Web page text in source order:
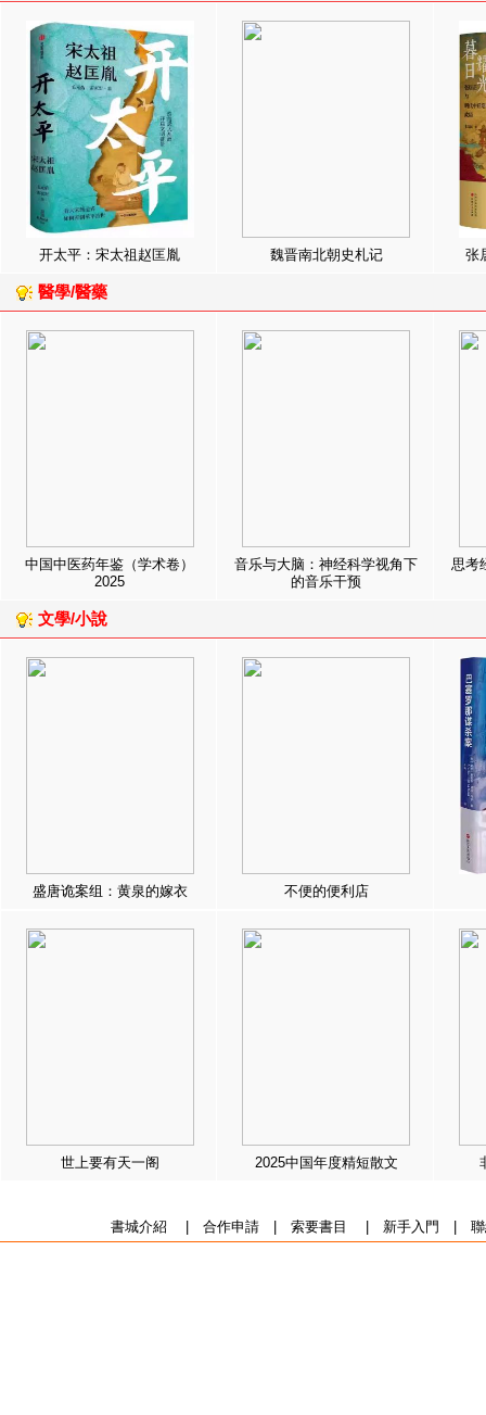
开太平：宋太祖赵匡胤 魏晋南北朝史札记 张
醫學/醫藥
中国中医药年鉴（学术卷）
2025
音乐与大脑：神经科学视角下
的音乐干预
思考
文學/小說
盛唐诡案组：黄泉的嫁衣 不便的便利店
世上要有天一阁 2025中国年度精短散文
書城介紹 合作申請| 索要書目 新手入門